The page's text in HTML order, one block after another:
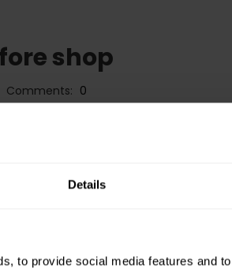
Details
to provide social media features and
shop
Comments: 0